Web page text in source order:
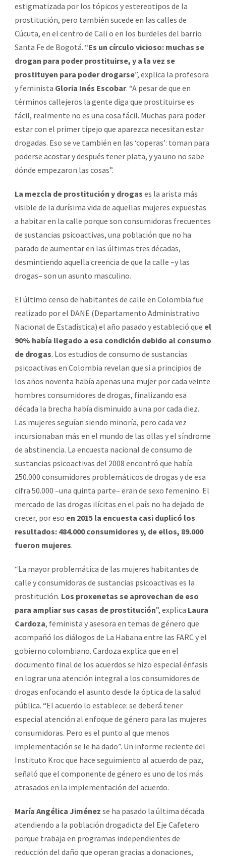
estigmatizada por los tópicos y estereotipos de la
prostitución, pero también sucede en las calles de
Cúcuta, en el centro de Cali o en los burdeles del barrio
Santa Fe de Bogotá. “Es un círculo vicioso: muchas se
drogan para poder prostituirse, y a la vez se
prostituyen para poder drogarse”, explica la profesora
y feminista Gloria Inés Escobar. “A pesar de que en
términos callejeros la gente diga que prostituirse es
fácil, realmente no es una cosa fácil. Muchas para poder
estar con el primer tipejo que aparezca necesitan estar
drogadas. Eso se ve también en las ‘coperas’: toman para
poderse acostar y después tener plata, y ya uno no sabe
dónde empezaron las cosas”.
La mezcla de prostitución y drogas es la arista más
visible de la durísima vida de aquellas mujeres expuestas
a habitar en la calle porque son consumidoras frecuentes
de sustancias psicoactivas, una población que no ha
parado de aumentar en las últimas tres décadas,
desmintiendo aquella creencia de que la calle –y las
drogas– son un asunto masculino.
El último censo de habitantes de calle en Colombia fue
realizado por el DANE (Departamento Administrativo
Nacional de Estadística) el año pasado y estableció que el
90% había llegado a esa condición debido al consumo
de drogas. Los estudios de consumo de sustancias
psicoactivas en Colombia revelan que si a principios de
los años noventa había apenas una mujer por cada veinte
hombres consumidores de drogas, finalizando esa
década la brecha había disminuido a una por cada diez.
Las mujeres seguían siendo minoría, pero cada vez
incursionaban más en el mundo de las ollas y el síndrome
de abstinencia. La encuesta nacional de consumo de
sustancias psicoactivas del 2008 encontró que había
250.000 consumidores problemáticos de drogas y de esa
cifra 50.000 –una quinta parte– eran de sexo femenino. El
mercado de las drogas ilícitas en el país no ha dejado de
crecer, por eso en 2015 la encuesta casi duplicó los
resultados: 484.000 consumidores y, de ellos, 89.000
fueron mujeres.
“La mayor problemática de las mujeres habitantes de
calle y consumidoras de sustancias psicoactivas es la
prostitución. Los proxenetas se aprovechan de eso
para ampliar sus casas de prostitución”, explica Laura
Cardoza, feminista y asesora en temas de género que
acompañó los diálogos de La Habana entre las FARC y el
gobierno colombiano. Cardoza explica que en el
documento final de los acuerdos se hizo especial énfasis
en lograr una atención integral a los consumidores de
drogas enfocando el asunto desde la óptica de la salud
pública. “El acuerdo lo establece: se deberá tener
especial atención al enfoque de género para las mujeres
consumidoras. Pero es el punto al que menos
implementación se le ha dado”. Un informe reciente del
Instituto Kroc que hace seguimiento al acuerdo de paz,
señaló que el componente de género es uno de los más
atrasados en la implementación del acuerdo.
María Angélica Jiménez se ha pasado la última década
atendiendo a la población drogadicta del Eje Cafetero
porque trabaja en programas independientes de
reducción del daño que operan gracias a donaciones,